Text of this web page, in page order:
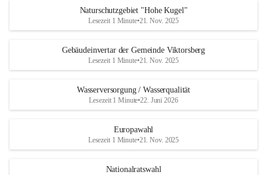
Naturschutzgebiet "Hohe Kugel"
Lesezeit 1 Minute•21. Nov. 2025
Gebäudeinvertar der Gemeinde Viktorsberg
Lesezeit 1 Minute•21. Nov. 2025
Wasserversorgung / Wasserqualität
Lesezeit 1 Minute•22. Juni 2026
Europawahl
Lesezeit 1 Minute•21. Nov. 2025
Nationalratswahl